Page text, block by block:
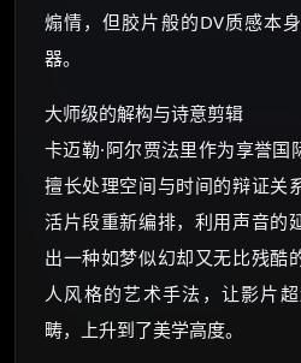
煽情，但胶片般的DV质感本
器。
大师级的解构与诗意剪辑
卡迈勒·阿尔贾法里作为享誉
擅长处理空间与时间的辩证关
活片段重新编排，利用声音的
出一种如梦似幻却又无比残酷
人风格的艺术手法，让影片
畴，上升到了美学高度。